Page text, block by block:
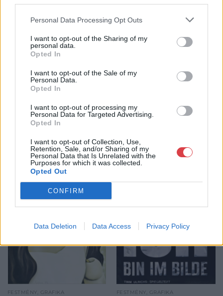
Personal Data Processing Opt Outs
I want to opt-out of the Sharing of my
personal data.
Opted In
I want to opt-out of the Sale of my
Personal Data.
Opted In
I want to opt-out of processing my
Personal Data for Targeted Advertising.
Opted In
I want to opt-out of Collection, Use,
Retention, Sale, and/or Sharing of my
Personal Data that Is Unrelated with the
Purposes for which it was collected.
Opted Out
CONFIRM
Data Deletion Data Access Privacy Policy
24-26.
Telefon: 061/784-1111 061/780-
GALÉRIA TOVÁBBI MŰTÁRGYAI
KAPCSOLÓDÓ MŰTÁRGYAK
FESTMÉNY, GRAFIKA FESTMÉNY, GRAFIKA